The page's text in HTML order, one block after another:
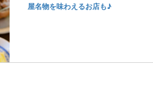
屋名物を味わえるお店も♪